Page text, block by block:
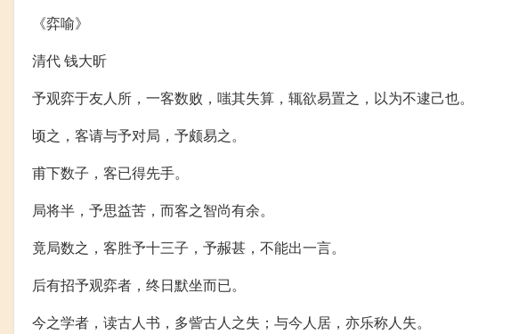
《弈喻》
清代 钱大昕
予观弈于友人所，一客数败，嗤其失算，辄欲易置之，以为不逮己也。
顷之，客请与予对局，予颇易之。
甫下数子，客已得先手。
局将半，予思益苦，而客之智尚有余。
竟局数之，客胜予十三子，予赧甚，不能出一言。
后有招予观弈者，终日默坐而已。
今之学者，读古人书，多訾古人之失；与今人居，亦乐称人失。